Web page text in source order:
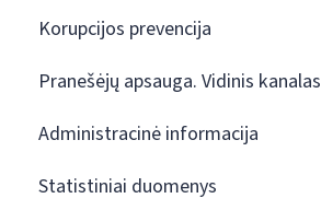
Korupcijos prevencija
Pranešėjų apsauga. Vidinis kanalas
Administracinė informacija
Statistiniai duomenys